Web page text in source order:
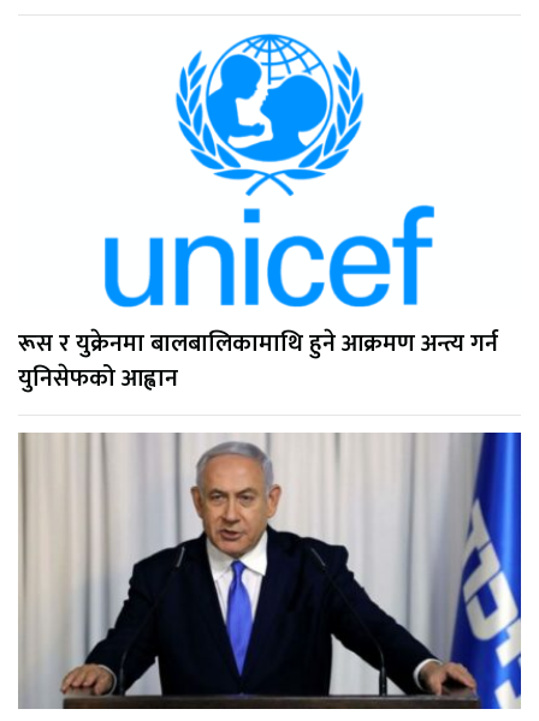
रूस र युक्रेनमा बालबालिकामाथि हुने आक्रमण अन्त्य गर्न
युनिसेफको आह्वान